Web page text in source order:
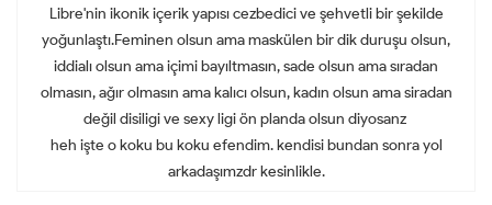
Libre'nin ikonik içerik yapısı cezbedici ve şehvetli bir şekilde
yoğunlaştı.Feminen olsun ama maskülen bir dik duruşu olsun,
iddialı olsun ama içimi bayıltmasın, sade olsun ama sıradan
olmasın, ağır olmasın ama kalıcı olsun, kadın olsun ama siradan
değil disiligi ve sexy ligi ön planda olsun diyosanz
heh işte o koku bu koku efendim. kendisi bundan sonra yol
arkadaşımzdr kesinlikle.